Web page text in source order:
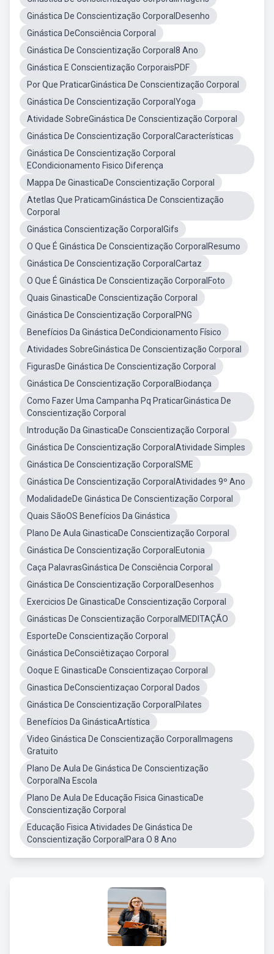
Ginástica De Conscientização CorporalDesenho
Ginástica DeConsciência Corporal
Ginástica De Conscientização Corporal8 Ano
Ginástica E Conscientização CorporaisPDF
Por Que PraticarGinástica De Conscientização Corporal
Ginástica De Conscientização CorporalYoga
Atividade SobreGinástica De Conscientização Corporal
Ginástica De Conscientização CorporalCaracterísticas
Ginástica De Conscientização Corporal
ECondicionamento Fisico Diferença
Mappa De GinasticaDe Conscientização Corporal
Atetlas Que PraticamGinástica De Conscientização
Corporal
Ginástica Conscientização CorporalGifs
O Que É Ginástica De Conscientização CorporalResumo
Ginástica De Conscientização CorporalCartaz
O Que É Ginástica De Conscientização CorporalFoto
Quais GinasticaDe Conscientização Corporal
Ginástica De Conscientização CorporalPNG
Benefícios Da Ginástica DeCondicionamento Físico
Atividades SobreGinástica De Conscientização Corporal
FigurasDe Ginástica De Conscientização Corporal
Ginástica De Conscientização CorporalBiodança
Como Fazer Uma Campanha Pq PraticarGinástica De
Conscientização Corporal
Introdução Da GinasticaDe Conscientização Corporal
Ginástica De Conscientização CorporalAtividade Simples
Ginástica De Conscientização CorporalSME
Ginástica De Conscientização CorporalAtividades 9º Ano
ModalidadeDe Ginástica De Conscientização Corporal
Quais SãoOS Benefícios Da Ginástica
Plano De Aula GinasticaDe Conscientização Corporal
Ginástica De Conscientização CorporalEutonia
Caça PalavrasGinástica De Consciência Corporal
Ginástica De Conscientização CorporalDesenhos
Exercicios De GinasticaDe Conscientização Corporal
Ginásticas De Conscientização CorporalMEDITAÇÃO
EsporteDe Conscientização Corporal
Ginástica DeConsciêtizaçao Corporal
Ooque E GinasticaDe Conscientizaçao Corporal
Ginastica DeConscientizaçao Corporal Dados
Ginástica De Conscientização CorporalPilates
Benefícios Da GinásticaArtística
Video Ginástica De Conscientização CorporalImagens
Gratuito
Plano De Aula De Ginástica De Conscientização
CorporalNa Escola
Plano De Aula De Educação Fisica GinasticaDe
Conscientização Corporal
Educação Fisica Atividades De Ginástica De
Conscientização CorporalPara O 8 Ano